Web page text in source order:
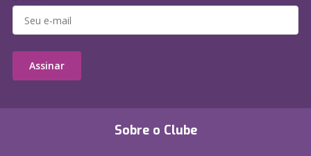
Sobre o Clube
Assinar